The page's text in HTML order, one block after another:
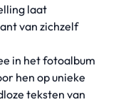
laat
van zichzelf
in het fotoalbum
hen op unieke
teksten van